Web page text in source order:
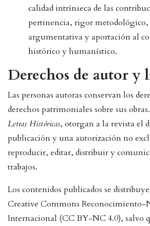
calidad intrínseca de las
pertinencia, rigor metodológico,
argumentativa y aportación al
histórico y humanístico.
Derechos de autor y
Las personas autoras conservan los
derechos patrimoniales sobre sus
Letras Históricas, otorgan a la revista el
publicación y una autorización no
reproducir, editar, distribuir y
trabajos.
Los contenidos publicados se
Creative Commons Reconocimiento-
Internacional (CC BY-NC 4.0), salvo